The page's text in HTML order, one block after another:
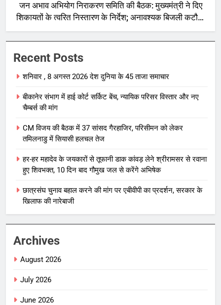
जन अभाव अभियोग निराकरण समिति की बैठक: मुख्यमंत्री ने दिए
शिकायतों के त्वरित निस्तारण के निर्देश; अनावश्यक बिजली कटौती
पर सख्त रुख
Recent Posts
शनिवार , 8 अगस्त 2026 देश दुनिया के 45 ताजा समाचार
बीकानेर संभाग में हाई कोर्ट सर्किट बेंच, न्यायिक परिसर विस्तार और नए
चैम्बर्स की मांग
CM विजय की बैठक में 37 सांसद गैरहाजिर, परिसीमन को लेकर
तमिलनाडु में सियासी हलचल तेज
हर-हर महादेव के जयकारों से तूफानी डाक कांवड़ लेने श्रीरामसर से रवाना
हुए शिवभक्त, 10 दिन बाद गौमुख जल से करेंगे अभिषेक
छात्रसंघ चुनाव बहाल करने की मांग पर एबीवीपी का प्रदर्शन, सरकार के
खिलाफ की नारेबाजी
Archives
August 2026
July 2026
June 2026